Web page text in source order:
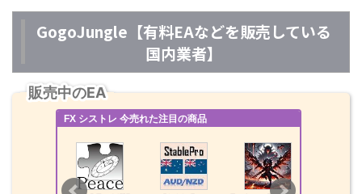
GogoJungle【有料EAなどを販売している
国内業者】
販売中のEA